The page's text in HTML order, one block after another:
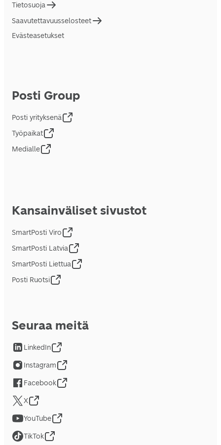
Tietosuoja
Saavutettavuusselosteet
Evästeasetukset
Posti Group
Posti yrityksenä
Työpaikat
Medialle
Kansainväliset sivustot
SmartPosti Viro
SmartPosti Latvia
SmartPosti Liettua
Posti Ruotsi
Seuraa meitä
LinkedIn
Instagram
Facebook
X
YouTube
TikTok